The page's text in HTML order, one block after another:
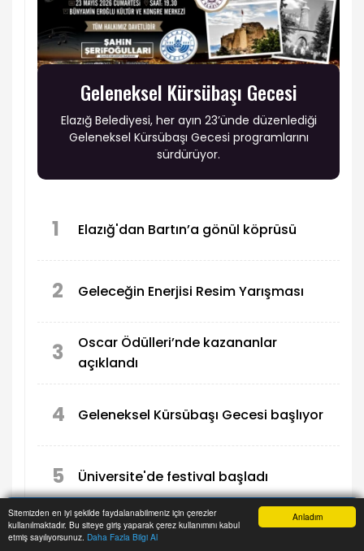
Anladım
Sitemizden en iyi şekilde faydalanabilmeniz için çerezler
kullanılmaktadır. Bu siteye giriş yaparak çerez kullanımını kabul
etmiş sayılıyorsunuz. Daha Fazla Bilgi Al
Geleneksel Kürsübaşı Gecesi
Elazığ Belediyesi, her ayın 23’ünde düzenlediği
Geleneksel Kürsübaşı Gecesi programlarını
sürdürüyor.
1 Elazığ'dan Bartın’a gönül köprüsü
2 Geleceğin Enerjisi Resim Yarışması
3
Oscar Ödülleri’nde kazananlar
açıklandı
4 Geleneksel Kürsübaşı Gecesi başlıyor
5 Üniversite'de festival başladı
Anasayfa Yazarlar Haber Ara İhbar Hattı Menu